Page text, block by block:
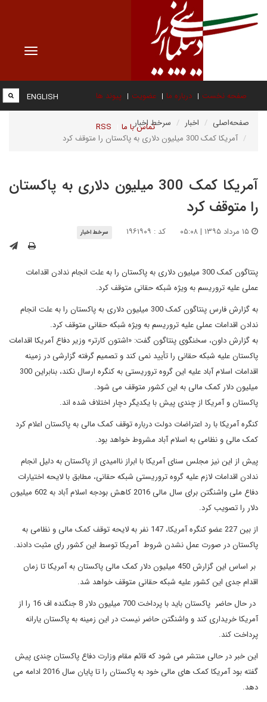
Toggle
صفحه نخست درباره ما عضویت پیوند ها
تماس با ما RSS
ENGLISH
صفحه‌اصلی اخبار
سرخط اخبار
آمریکا کمک 300 میلیون دلاری به پاکستان را متوقف کرد
آمریکا کمک 300 میلیون دلاری به پاکستان
را متوقف کرد
کد : ۱۹۶۱۹۰۹ سرخط اخبار
پنتاگون کمک 300 میلیون دلاری به پاکستان را به علت انجام ندادن اقدامات
عملی علیه تروریسم به ویژه شبکه حقانی متوقف کرد.
به گزارش فارس پنتاگون کمک 300 میلیون دلاری به پاکستان را به علت انجام
ندادن اقدامات عملی علیه تروریسم به ویژه شبکه حقانی متوقف کرد.
به گزارش داون، سخنگوی پنتاگون گفت: «اشتون کارتر» وزیر دفاع آمریکا اقدامات
پاکستان علیه شبکه حقانی را تأیید نمی کند و تصمیم گرفته گزارشی در زمینه
اقدامات اسلام آباد علیه این گروه تروریستی به کنگره ارسال نکند، بنابراین 300
میلیون دلار کمک مالی به این کشور متوقف می شود.
پاکستان و آمریکا از چندی پیش با یکدیگر دچار اختلاف شده اند.
کنگره آمریکا با رد اعتراضات دولت درباره توقف کمک مالی به پاکستان اعلام کرد
کمک مالی و نظامی به اسلام آباد مشروط خواهد بود.
پیش از این نیز مجلس سنای آمریکا با ابراز ناامیدی از پاکستان به دلیل انجام
ندادن اقدامات لازم علیه گروه تروریستی شبکه حقانی، مطابق با لایحه اختیارات
دفاع ملی واشنگتن برای سال مالی 2016 کاهش بودجه اسلام آباد به 602 میلیون
دلار را تصویب کرد.
از بین 227 عضو کنگره آمریکا، 147 نفر به لایحه توقف کمک مالی و نظامی به
پاکستان در صورت عمل نشدن شروط آمریکا توسط این کشور رای مثبت دادند.
بر اساس این گزارش 450 میلیون دلار کمک مالی پاکستان به آمریکا تا زمان
اقدام جدی این کشور علیه شبکه حقانی متوقف خواهد شد.
در حال حاضر پاکستان باید با پرداخت 700 میلیون دلار 8 جنگنده اف 16 را از
آمریکا خریداری کند و واشنگتن حاضر نیست در این زمینه به پاکستان یارانه
پرداخت کند.
این خبر در حالی منتشر می شود که قائم مقام وزارت دفاع پاکستان چندی پیش
گفته بود آمریکا کمک های مالی خود به پاکستان را تا پایان سال 2016 ادامه می
دهد.